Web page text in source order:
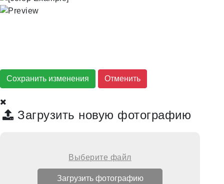
Сохранить изменения
Загрузить новую фотографию
Выберите файл